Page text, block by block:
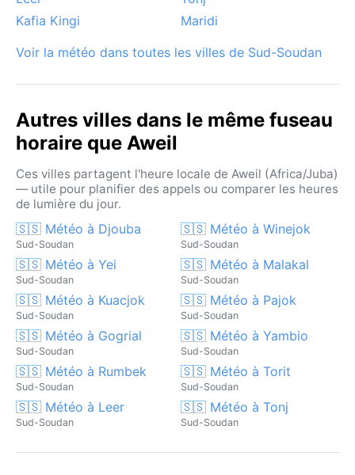
Kafia Kingi
Maridi
Voir la météo dans toutes les villes de Sud-Soudan
Autres villes dans le même fuseau
horaire que Aweil
Ces villes partagent l'heure locale de Aweil (Africa/Juba)
— utile pour planifier des appels ou comparer les heures
de lumière du jour.
🇸🇸 Météo à Djouba
Sud-Soudan
🇸🇸 Météo à Winejok
Sud-Soudan
🇸🇸 Météo à Yei
Sud-Soudan
🇸🇸 Météo à Malakal
Sud-Soudan
🇸🇸 Météo à Kuacjok
Sud-Soudan
🇸🇸 Météo à Pajok
Sud-Soudan
🇸🇸 Météo à Gogrial
Sud-Soudan
🇸🇸 Météo à Yambio
Sud-Soudan
🇸🇸 Météo à Rumbek
Sud-Soudan
🇸🇸 Météo à Torit
Sud-Soudan
🇸🇸 Météo à Leer
Sud-Soudan
🇸🇸 Météo à Tonj
Sud-Soudan